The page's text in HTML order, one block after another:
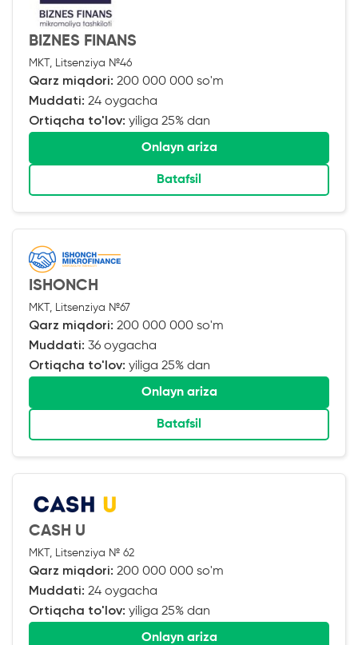
BIZNES FINANS
MKT, Litsenziya №46
Qarz miqdori: 200 000 000 so'm
Muddati: 24 oygacha
Ortiqcha to'lov: yiliga 25% dan
Onlayn ariza
Batafsil
ISHONCH
MKT, Litsenziya №67
Qarz miqdori: 200 000 000 so'm
Muddati: 36 oygacha
Ortiqcha to'lov: yiliga 25% dan
Onlayn ariza
Batafsil
CASH U
MKT, Litsenziya № 62
Qarz miqdori: 200 000 000 so'm
Muddati: 24 oygacha
Ortiqcha to'lov: yiliga 25% dan
Onlayn ariza